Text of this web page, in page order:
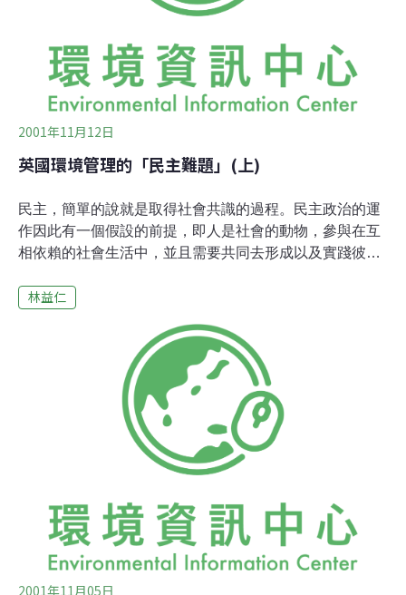
如會議的主旨所言，是企圖營造一個可以容納更多不同社
被忽視或是被人「代表」但卻遭到扭曲的弱勢社群的意
見。很難想像，像英國這
2001年11月12日
英國環境管理的「民主難題」(上)
民主，簡單的說就是取得社會共識的過程。民主政治的運
作因此有一個假設的前提，即人是社會的動物，參與在互
相依賴的社會生活中，並且需要共同去形成以及實踐彼此
問題有何相關呢？最近在倫敦大學的總部召開了一個由倫
中心合辦的研討會，正是針對這個主題而來。會議主要關
心的是對目前英國的環境政策過度依賴專家的統計評估所
導致的缺失所進行全面性的檢討。另一方面，則是透過邀
集產、官、學、以及社運各方人士的參與，嘗試探討「環
境管理」(environmental governance)這個概念如何可能更
民主地落實到地方環境關懷之上。這個概念的出發點，誠
如會議的主旨所言，是企圖營造一個可以容納更多不同社
被忽視或是被人「代表」但卻遭到扭曲的弱勢社群的意
見。很難想像，像英國這樣
林益仁
2001年11月05日